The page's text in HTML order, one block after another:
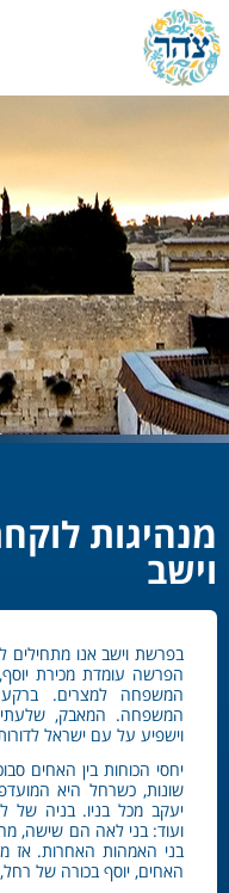
מנהיגות
וישב
בפרשת וישב אנו מתחילים
הפרשה עומדת מכירת
המשפחה למצרים.
המשפחה. המאבק, שלעתים
וישפיע על עם ישראל
יחסי הכוחות בין האחים
שונות, כשרחל היא
יעקב מכל בניו. בניה של
ועוד: בני לאה הם שישה,
בני האמהות האחרות. אז
האחים, יוסף בכורה של